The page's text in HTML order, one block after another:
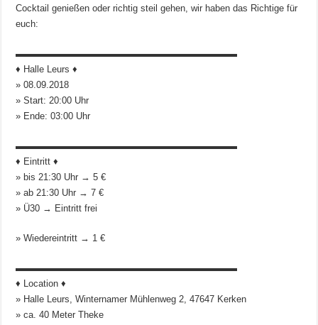
Cocktail genießen oder richtig steil gehen, wir haben das Richtige für
euch:
▬▬▬▬▬▬▬▬▬▬▬▬▬▬▬▬▬▬▬▬▬▬▬▬
♦ Halle Leurs ♦
» 08.09.2018
» Start: 20:00 Uhr
» Ende: 03:00 Uhr
▬▬▬▬▬▬▬▬▬▬▬▬▬▬▬▬▬▬▬▬▬▬▬▬
♦ Eintritt ♦
» bis 21:30 Uhr → 5 €
» ab 21:30 Uhr → 7 €
» Ü30 → Eintritt frei
» Wiedereintritt → 1 €
▬▬▬▬▬▬▬▬▬▬▬▬▬▬▬▬▬▬▬▬▬▬▬▬
♦ Location ♦
» Halle Leurs, Winternamer Mühlenweg 2, 47647 Kerken
» ca. 40 Meter Theke